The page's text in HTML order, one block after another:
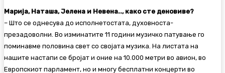
Марија, Наташа, Јелена и Невена.., како сте деновиве?
– Што се однесува до исполнетостата, духовноста-
презадоволни. Во изминатите 11 години музичко патување го
поминавме половина свет со својата музикa. На листата на
нашите настапи се бројат и оние на 10.000 метри во авион, во
Европскиот парламент, но и многу бесплатни концерти во